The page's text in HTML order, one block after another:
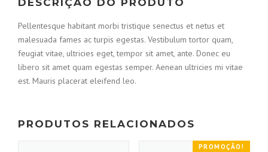
DESCRIÇÃO DO PRODUTO
Pellentesque habitant morbi tristique senectus et netus et
malesuada fames ac turpis egestas. Vestibulum tortor quam,
feugiat vitae, ultricies eget, tempor sit amet, ante. Donec eu
libero sit amet quam egestas semper. Aenean ultricies mi vitae
est. Mauris placerat eleifend leo.
PRODUTOS RELACIONADOS
PROMOÇÃO!